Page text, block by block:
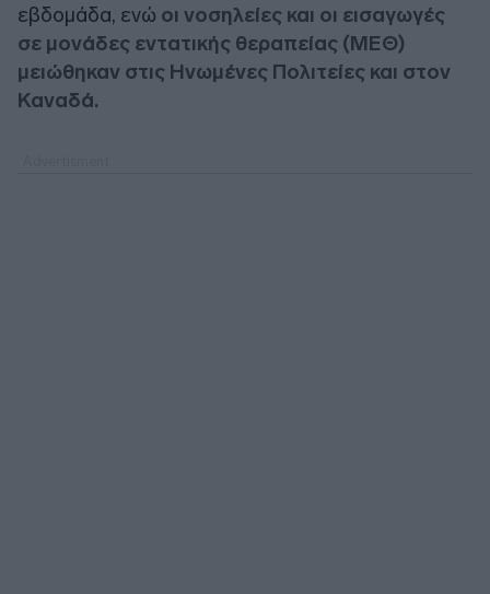
εβδομάδα, ενώ οι νοσηλείες και οι εισαγωγές
σε μονάδες εντατικής θεραπείας (ΜΕΘ)
μειώθηκαν στις Ηνωμένες Πολιτείες και στον
Καναδά.